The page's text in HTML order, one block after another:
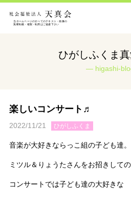
ひがしふくま
higashi-
楽しいコンサート♬
2022/11/21 ひがしふくま
音楽が大好きならっこ組の子ども達。
ミツル＆りょうたさんをお招きしての
コンサートでは子ども達の大好きな